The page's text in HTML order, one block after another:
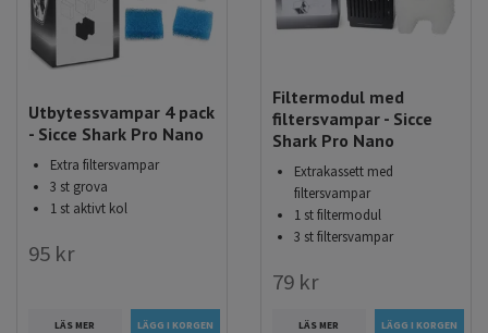
Utbytessvampar 4 pack
- Sicce Shark Pro Nano
Extra filtersvampar
3 st grova
1 st aktivt kol
95 kr
LÄS MER
Filtermodul med
filtersvampar - Sicce
Shark Pro Nano
Extrakassett med
filtersvampar
1 st filtermodul
3 st filtersvampar
79 kr
LÄS MER